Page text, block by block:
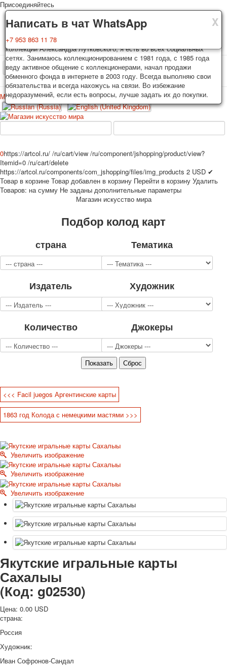
X
Доставка
Колоды, почтовые открытки тщательно упаковываются и
отправляются в течении 3-4 рабочих дней после оплаты.
Исключение: репринт под заказ, такие колоды карт отправляются в
течении 7-8 рабочих дней. Отправка осуществляется почтой России
с треком отслеживания. Цена пересылки зависит от веса и тарифов
почты на момент покупки. По желанию покупателя возможна
отправка СДЕК или другими транспортными компаниями.
X
Гарантия
Вы покупаете колоды игральных карт, почтовые открытки из частной
коллекции Александра Лутковского, я есть во всех социальных
сетях. Занимаюсь коллекционированием с 1981 года, с 1985 года
веду активное общение с коллекционерами, начал продажи
обменного фонда в интернете в 2003 году. Всегда выполняю свои
обязательства и всегда нахожусь на связи. Во избежание
недоразумений, если есть вопросы, лучше задать их до покупки.
X
Написать в чат WhatsApp
+7 953 863 11 78
Присоединяйтесь
TPL_PROTOSTAR_TOGGLE_MENU
Главная Игральные карты Открытки
Меню
Главная
Игральные карты
Эротические рисунки
Рекламные
Эротические фотоколоды
Пин-ап
Политические
Спорт
Транспорт
Охота и рыбалка
Армия и полиция
Недорогие колоды для игры
8 марта
23 февраля
Поздравляю
С днём рождения!
1 мая
Октябрьская революция
С рождеством
Пасха
9 мая - день победы
Разные пожелания
1 сентября школа
Приглашение
Новости
Новости карточных колод
Новости открыток
О сайте
Ссылки
доставка
Войти
0https://artcol.ru/ /ru/cart/view /ru/component/jshopping/product/view?
Itemid=0 /ru/cart/delete
https://artcol.ru/components/com_jshopping/files/img_products 2 USD ✔
Товар в корзине Товар добавлен в корзину Перейти в корзину Удалить
Товаров: на сумму Не заданы дополнительные параметры
Магазин искусство мира
Подбор колод карт
страна Тематика
Издатель Художник
Количество Джокеры
<<< Facil juegos Аргентинские карты
1863 год Колода с немецкими мастями >>>
Увеличить изображение
Увеличить изображение
Увеличить изображение
Якутские игральные карты
Сахалыы
(Код: g02530)
Цена: 0.00 USD
страна:
Россия
Художник:
Иван Софронов-Сандал